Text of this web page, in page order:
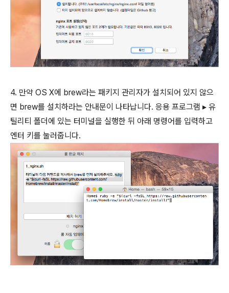
4. 만약 OS X에 brew라는 패키지 관리자가 설치되어 있지 않으
면 brew를 설치하라는 안내문이 나타납니다. 응용 프로그램 ▸ 유
틸리티 폴더에 있는 터미널을 실행한 뒤 아래 명령어를 입력하고
엔터 키를 눌러줍니다.